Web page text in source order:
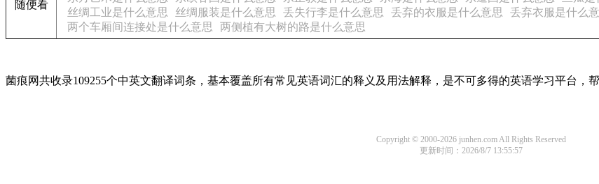
随便看
丝绸工业是什么意思
丝绸服装是什么意思 丢失行李是什么意思 丢弃的衣服是什么意思 丢弃衣服是什么
两个车厢间连接处是什么意思
两侧植有大树的路是什么意思
菌痕网共收录109255个中英文翻译词条，基本覆盖所有常见英语词汇的释义及用法解释，是不可多得的英语学习平台，
Copyright © 2000-2026 junhen.com All Rights Reserved
更新时间：2026/8/7 13:55:57